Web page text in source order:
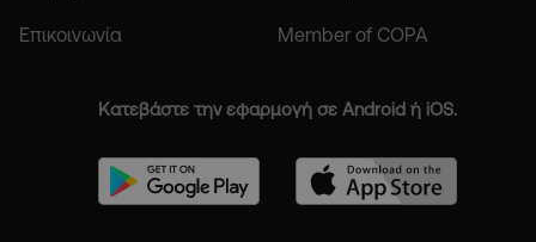
Επικοινωνία Member of COPA
Κατεβάστε την εφαρμογή σε Android ή iOS.